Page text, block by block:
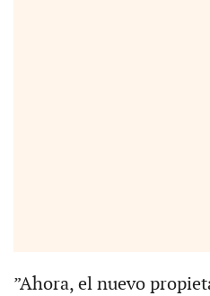
”Ahora, el nuevo